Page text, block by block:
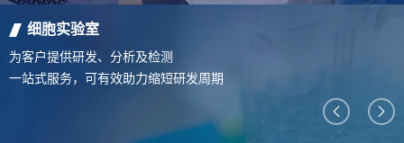
细胞实验室
为客户提供研发、分析及检测
一站式服务，可有效助力缩短研发周期